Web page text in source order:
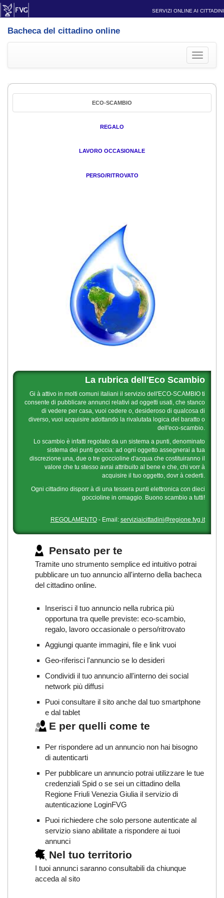
SERVIZI ONLINE AI CITTADINI
Bacheca del cittadino online
Toggle
ECO-SCAMBIO
REGALO
LAVORO OCCASIONALE
PERSO/RITROVATO
La rubrica dell'Eco Scambio
Gi à attivo in molti comuni italiani il servizio dell'ECO-SCAMBIO ti
consente di pubblicare annunci relativi ad oggetti usati, che stanco
di vedere per casa, vuoi cedere o, desideroso di qualcosa di
diverso, vuoi acquisire adottando la rivalutata logica del baratto o
dell'eco-scambio.
Lo scambio è infatti regolato da un sistema a punti, denominato
sistema dei punti goccia: ad ogni oggetto assegnerai a tua
discrezione una, due o tre goccioline d'acqua che costituiranno il
valore che tu stesso avrai attribuito al bene e che, chi vorr à
acquisire il tuo oggetto, dovr à cederti.
Ogni cittadino disporr à di una tessera punti elettronica con dieci
goccioline in omaggio. Buono scambio a tutti!
REGOLAMENTO- Email: serviziaicittadini@regione.fvg.it
Pensato per te
Tramite uno strumento semplice ed intuitivo potrai
pubblicare un tuo annuncio all'interno della bacheca
del cittadino online.
Inserisci il tuo annuncio nella rubrica più
opportuna tra quelle previste: eco-scambio,
regalo, lavoro occasionale o perso/ritrovato
Aggiungi quante immagini, file e link vuoi
Geo-riferisci l'annuncio se lo desideri
Condividi il tuo annuncio all'interno dei social
network più diffusi
Puoi consultare il sito anche dal tuo smartphone
e dal tablet
E per quelli come te
Per rispondere ad un annuncio non hai bisogno
di autenticarti
Per pubblicare un annuncio potrai utilizzare le tue
credenziali Spid o se sei un cittadino della
Regione Friuli Venezia Giulia il servizio di
autenticazione LoginFVG
Puoi richiedere che solo persone autenticate al
servizio siano abilitate a rispondere ai tuoi
annunci
Nel tuo territorio
I tuoi annunci saranno consultabili da chiunque
acceda al sito